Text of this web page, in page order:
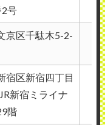
号
京区千駄木5-2-
宿区新宿四丁目
新宿ミライナ
階